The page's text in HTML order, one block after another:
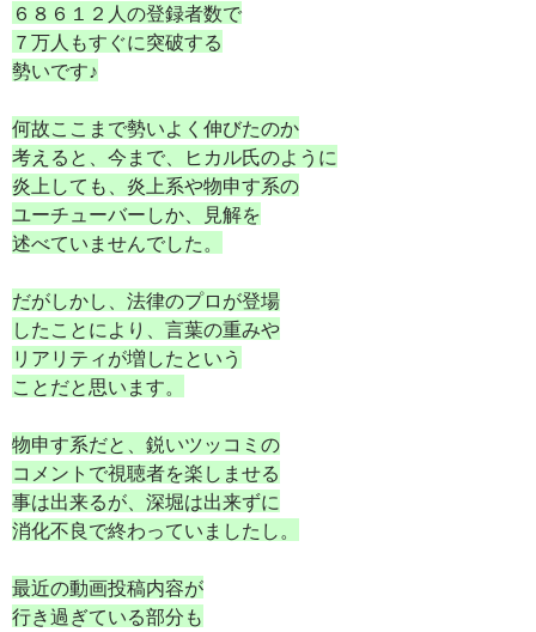
６８６１２人の登録者数で
７万人もすぐに突破する
勢いです♪
何故ここまで勢いよく伸びたのか
考えると、今まで、ヒカル氏のように
炎上しても、炎上系や物申す系の
ユーチューバーしか、見解を
述べていませんでした。
だがしかし、法律のプロが登場
したことにより、言葉の重みや
リアリティが増したという
ことだと思います。
物申す系だと、鋭いツッコミの
コメントで視聴者を楽しませる
事は出来るが、深堀は出来ずに
消化不良で終わっていましたし。
最近の動画投稿内容が
行き過ぎている部分も